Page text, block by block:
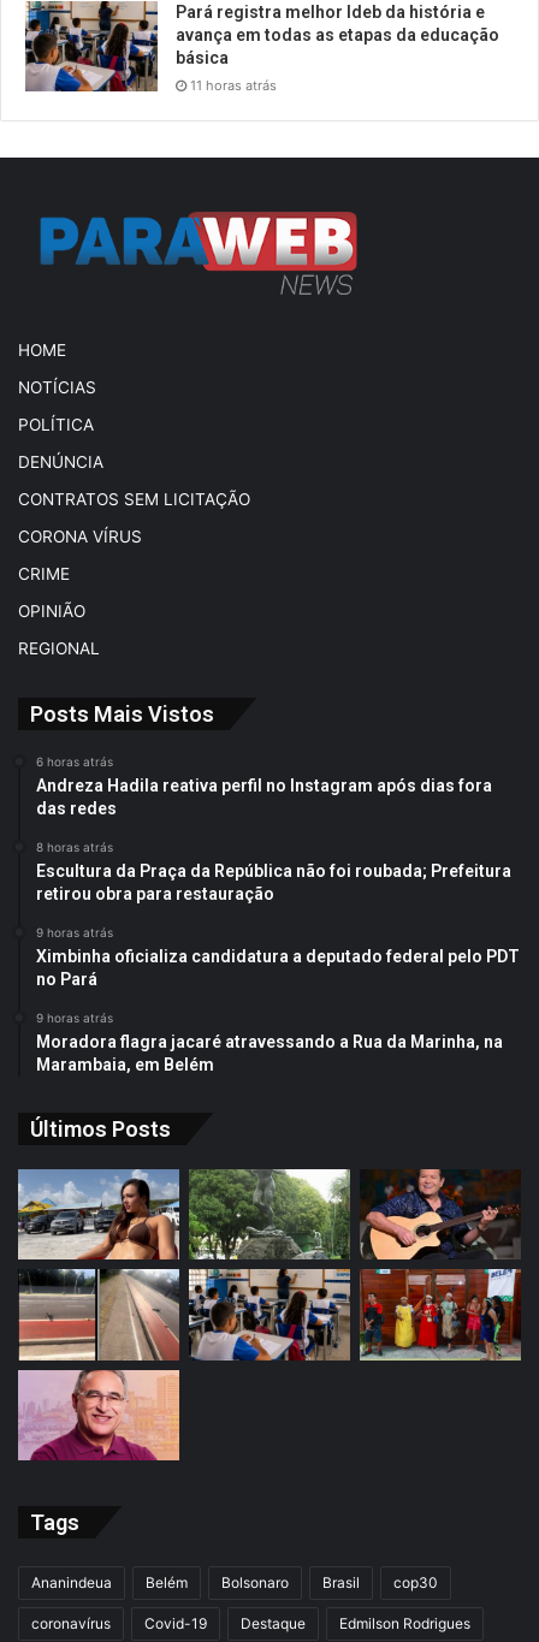
Pará registra melhor Ideb da história e
avança em todas as etapas da educação
básica
11 horas atrás
HOME
NOTÍCIAS
POLÍTICA
DENÚNCIA
CONTRATOS SEM LICITAÇÃO
CORONA VÍRUS
CRIME
OPINIÃO
REGIONAL
Posts Mais Vistos
6 horas atrás
Andreza Hadila reativa perfil no Instagram após dias fora
das redes
8 horas atrás
Escultura da Praça da República não foi roubada; Prefeitura
retirou obra para restauração
9 horas atrás
Ximbinha oficializa candidatura a deputado federal pelo PDT
no Pará
9 horas atrás
Moradora flagra jacaré atravessando a Rua da Marinha, na
Marambaia, em Belém
Últimos Posts
Tags
Ananindeua Belém Bolsonaro Brasil cop30
coronavírus Covid-19 Destaque Edmilson Rodrigues